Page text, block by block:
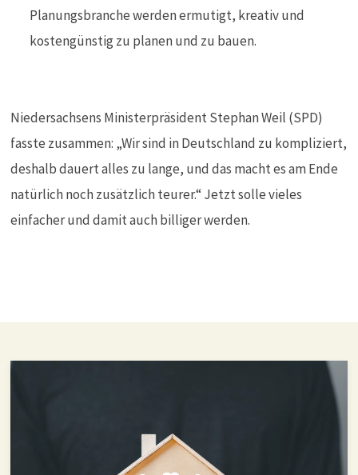
Planungsbranche werden ermutigt, kreativ und
kostengünstig zu planen und zu bauen.
Niedersachsens Ministerpräsident Stephan Weil (SPD)
fasste zusammen: „Wir sind in Deutschland zu kompliziert,
deshalb dauert alles zu lange, und das macht es am Ende
natürlich noch zusätzlich teurer.“ Jetzt solle vieles
einfacher und damit auch billiger werden.